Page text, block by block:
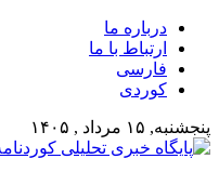
درباره ما
ارتباط با ما
فارسی
کوردی
پنجشنبه, ۱۵ مرداد , ۱۴۰۵